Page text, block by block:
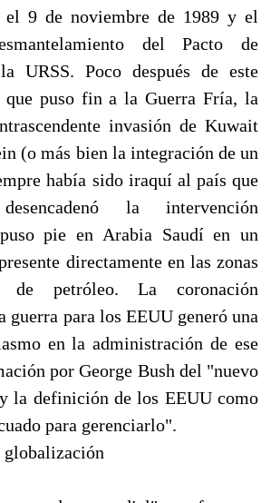
9 de noviembre de 1989 y el
del Pacto de
URSS. Poco después de este
que puso fin a la Guerra Fría, la
invasión de Kuwait
(o más bien la integración de un
había sido iraquí al país que
la intervención
pie en Arabia Saudí en un
directamente en las zonas
de petróleo. La coronación
guerra para los EEUU generó una
en la administración de ese
por George Bush del "nuevo
la definición de los EEUU como
para gerenciarlo".
globalización